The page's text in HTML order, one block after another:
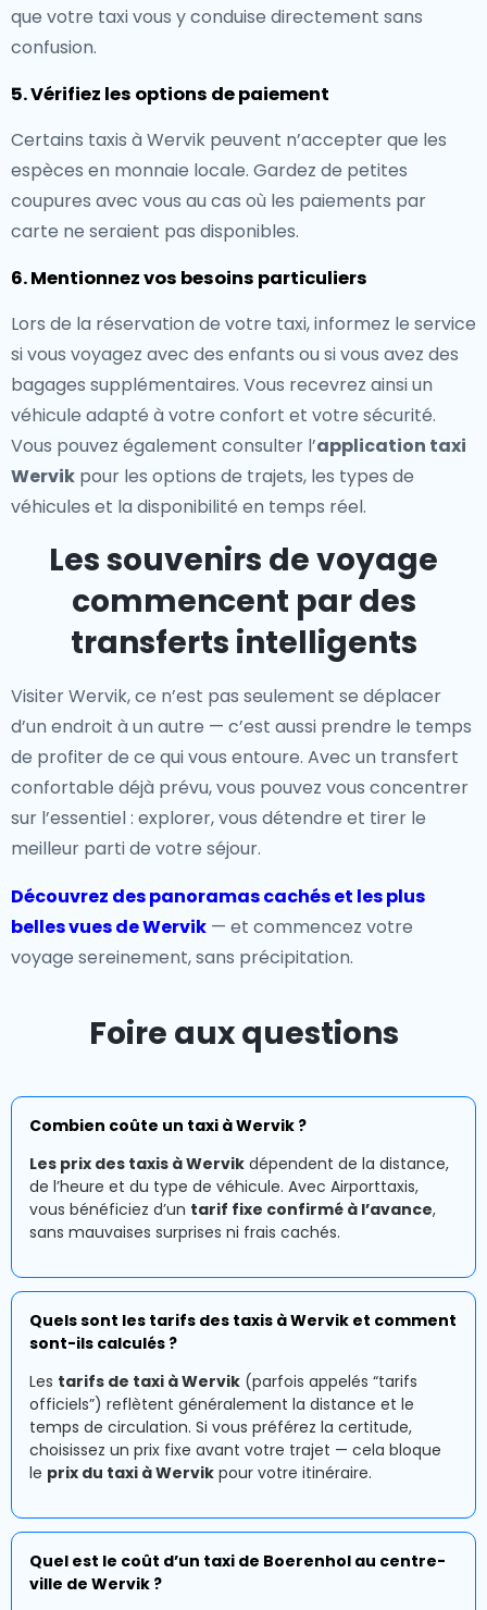
que votre taxi vous y conduise directement sans
confusion.
5. Vérifiez les options de paiement
Certains taxis à Wervik peuvent n’accepter que les
espèces en monnaie locale. Gardez de petites
coupures avec vous au cas où les paiements par
carte ne seraient pas disponibles.
6. Mentionnez vos besoins particuliers
Lors de la réservation de votre taxi, informez le service
si vous voyagez avec des enfants ou si vous avez des
bagages supplémentaires. Vous recevrez ainsi un
véhicule adapté à votre confort et votre sécurité.
Vous pouvez également consulter l’application taxi
Wervik pour les options de trajets, les types de
véhicules et la disponibilité en temps réel.
Les souvenirs de voyage
commencent par des
transferts intelligents
Visiter Wervik, ce n’est pas seulement se déplacer
d’un endroit à un autre — c’est aussi prendre le temps
de profiter de ce qui vous entoure. Avec un transfert
confortable déjà prévu, vous pouvez vous concentrer
sur l’essentiel : explorer, vous détendre et tirer le
meilleur parti de votre séjour.
Découvrez des panoramas cachés et les plus
belles vues de Wervik — et commencez votre
voyage sereinement, sans précipitation.
Foire aux questions
Combien coûte un taxi à Wervik ?
Les prix des taxis à Wervik dépendent de la distance,
de l’heure et du type de véhicule. Avec Airporttaxis,
vous bénéficiez d’un tarif fixe confirmé à l’avance,
sans mauvaises surprises ni frais cachés.
Quels sont les tarifs des taxis à Wervik et comment
sont-ils calculés ?
Les tarifs de taxi à Wervik (parfois appelés “tarifs
officiels”) reflètent généralement la distance et le
temps de circulation. Si vous préférez la certitude,
choisissez un prix fixe avant votre trajet — cela bloque
le prix du taxi à Wervik pour votre itinéraire.
Quel est le coût d’un taxi de Boerenhol au centre-
ville de Wervik ?